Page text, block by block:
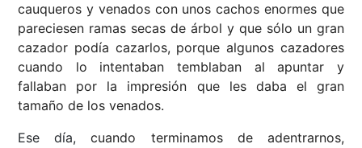
cauqueros y venados con unos cachos enormes que
pareciesen ramas secas de árbol y que sólo un gran
cazador podía cazarlos, porque algunos cazadores
cuando lo intentaban temblaban al apuntar y
fallaban por la impresión que les daba el gran
tamaño de los venados.
Ese día, cuando terminamos de adentrarnos,